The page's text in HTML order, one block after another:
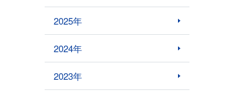
2025年
2024年
2023年